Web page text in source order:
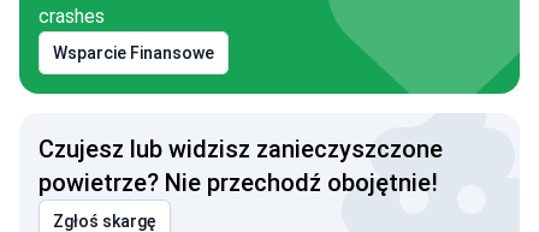
crashes
Wsparcie Finansowe
Czujesz lub widzisz zanieczyszczone
powietrze? Nie przechodź obojętnie!
Zgłoś skargę